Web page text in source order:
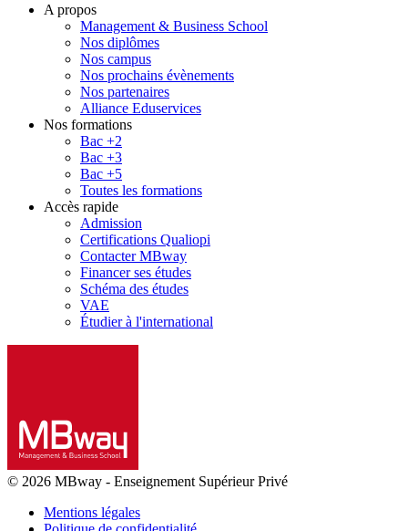
A propos
Management & Business School
Nos diplômes
Nos campus
Nos prochains évènements
Nos partenaires
Alliance Eduservices
Nos formations
Bac +2
Bac +3
Bac +5
Toutes les formations
Accès rapide
Admission
Certifications Qualiopi
Contacter MBway
Financer ses études
Schéma des études
VAE
Étudier à l'international
© 2026 MBway - Enseignement Supérieur Privé
Mentions légales